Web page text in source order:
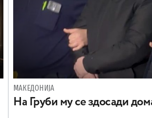
МАКЕДОНИЈА
На Груби му се здосади